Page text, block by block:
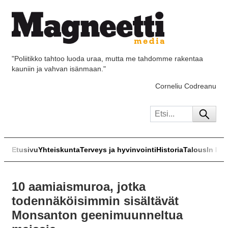
"Poliitikko tahtoo luoda uraa, mutta me tahdomme rakentaa
kauniin ja vahvan isänmaan."
Corneliu Codreanu
EtusivuYhteiskuntaTerveys ja hyvinvointiHistoriaTalousIn
10 aamiaismuroa, jotka
todennäköisimmin sisältävät
Monsanton geenimuunneltua